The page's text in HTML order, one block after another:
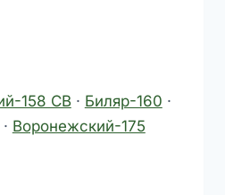
158 СВ· Биляр-160 ·
Воронежский-175